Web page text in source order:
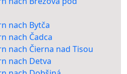
nach Bytča
nach Čadca
nach Čierna nad Tisou
nach Detva